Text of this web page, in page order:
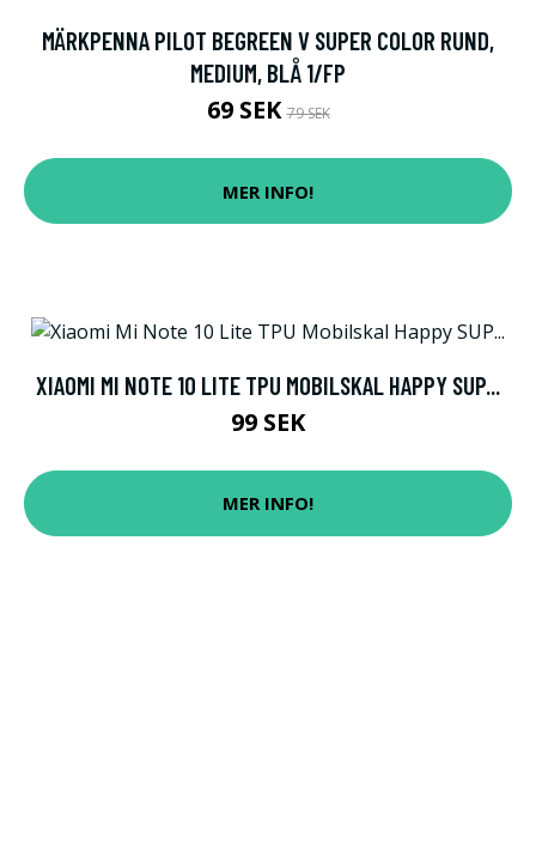
MÄRKPENNA PILOT BEGREEN V SUPER COLOR RUND,
MEDIUM, BLÅ 1/FP
69 SEK79 SEK
MER INFO!
XIAOMI MI NOTE 10 LITE TPU MOBILSKAL HAPPY SUP...
99 SEK
MER INFO!